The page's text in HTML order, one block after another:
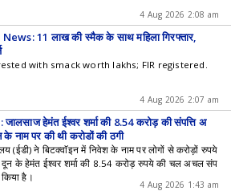
4 Aug 2026 2:08 am
11 लाख की स्मैक के साथ महिला गिरफ्तार,
with smack worth lakhs; FIR registered.
4 Aug 2026 2:07 am
हेमंत ईश्वर शर्मा की 8.54 करोड़ की संपत्ति अ
के नाम पर की थी करोड़ों की ठगी
(ईडी) ने बिटक्वाॅइन में निवेश के नाम पर लोगों से करोड़ों रुपये
के हेमंत ईश्वर शर्मा की 8.54 करोड़ रुपये की चल अचल संप
है।
4 Aug 2026 1:43 am